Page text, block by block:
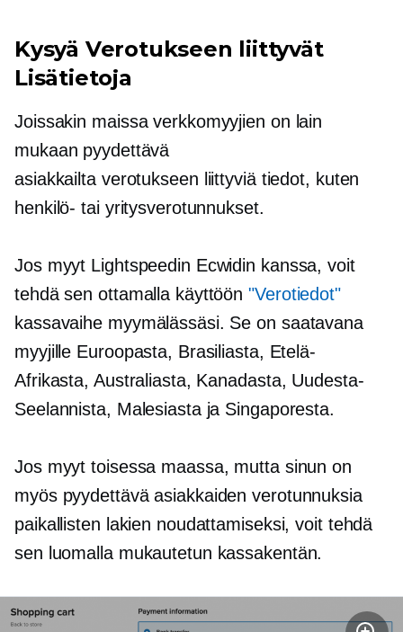
Kysyä Verotukseen liittyvät
Lisätietoja
Joissakin maissa verkkomyyjien on lain
mukaan pyydettävä
asiakkailta verotukseen liittyviätiedot, kuten
henkilö- tai yritysverotunnukset.
Jos myyt Lightspeedin Ecwidin kanssa, voit
tehdä sen ottamalla käyttöön"Verotiedot"
kassavaihe myymälässäsi. Se on saatavana
myyjille Euroopasta, Brasiliasta, Etelä-
Afrikasta, Australiasta, Kanadasta, Uudesta-
Seelannista, Malesiasta ja Singaporesta.
Jos myyt toisessa maassa, mutta sinun on
myös pyydettävä asiakkaiden verotunnuksia
paikallisten lakien noudattamiseksi, voit tehdä
sen luomalla mukautetun kassakentän.